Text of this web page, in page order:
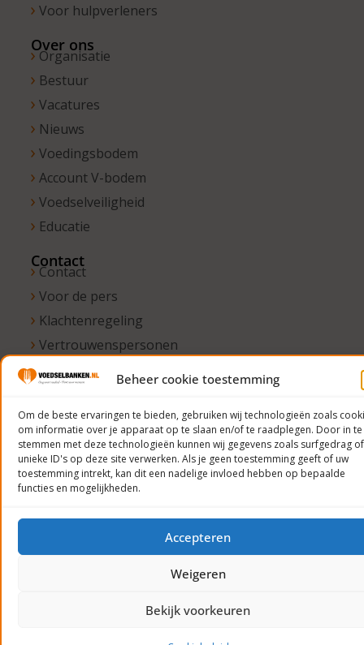
Beheer cookie toestemming
Om de beste ervaringen te bieden, gebruiken wij technologieën zoals
om informatie over je apparaat op te slaan en/of te raadplegen. Door in te
stemmen met deze technologieën kunnen wij gegevens zoals surfgedrag of
unieke ID's op deze site verwerken. Als je geen toestemming geeft of uw
toestemming intrekt, kan dit een nadelige invloed hebben op bepaalde
functies en mogelijkheden.
Accepteren
Weigeren
Bekijk voorkeuren
Voor hulpverleners
Over ons
Organisatie
Bestuur
Vacatures
Nieuws
Voedingsbodem
Account V-bodem
Voedselveiligheid
Educatie
Contact
Contact
Voor de pers
Klachtenregeling
Vertrouwenspersonen
ANBI-informatie
© 2023
Voedselbanken
Nederland